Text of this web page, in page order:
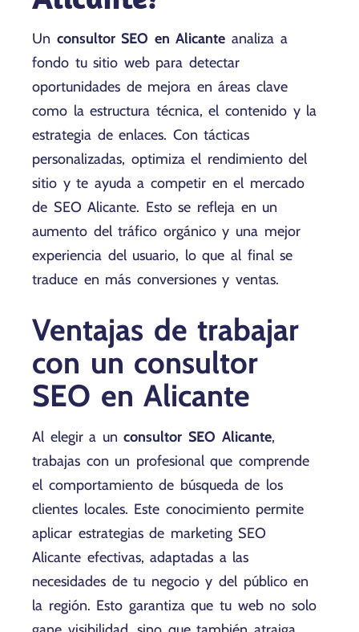
Un consultor SEO en Alicante analiza a
fondo tu sitio web para detectar
oportunidades de mejora en áreas clave
como la estructura técnica, el contenido y la
estrategia de enlaces. Con tácticas
personalizadas, optimiza el rendimiento del
sitio y te ayuda a competir en el mercado
de SEO Alicante. Esto se refleja en un
aumento del tráfico orgánico y una mejor
experiencia del usuario, lo que al final se
traduce en más conversiones y ventas.
Ventajas de trabajar
con un consultor
SEO en Alicante
Al elegir a unconsultor SEO Alicante,
trabajas con un profesional que comprende
el comportamiento de búsqueda de los
clientes locales. Este conocimiento permite
aplicar estrategias de marketing SEO
Alicante efectivas, adaptadas a las
necesidades de tu negocio y del público en
la región. Esto garantiza que tu web no solo